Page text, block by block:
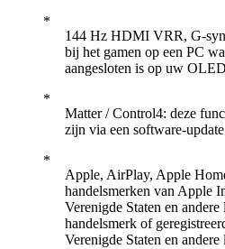
144 Hz HDMI VRR, G-
bij het gamen op een PC
aangesloten is op uw
Matter / Control4: deze
zijn via een software-
Apple, AirPlay, Apple
handelsmerken van Apple
Verenigde Staten en
handelsmerk of
Verenigde Staten en